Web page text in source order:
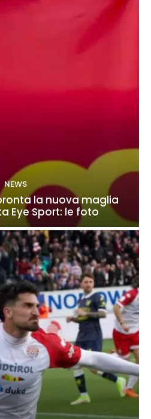
NEWS
la nuova maglia
Eye Sport: le foto